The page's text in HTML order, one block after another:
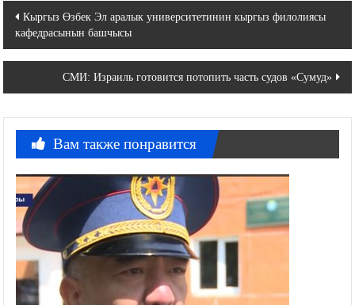
Навигация
по
записям
Кыргыз Өзбек Эл аралык университетинин кыргыз филолиясы
кафедрасынын башчысы
СМИ: Израиль готовится потопить часть судов «‎Сумуд»‎
Вам также понравится